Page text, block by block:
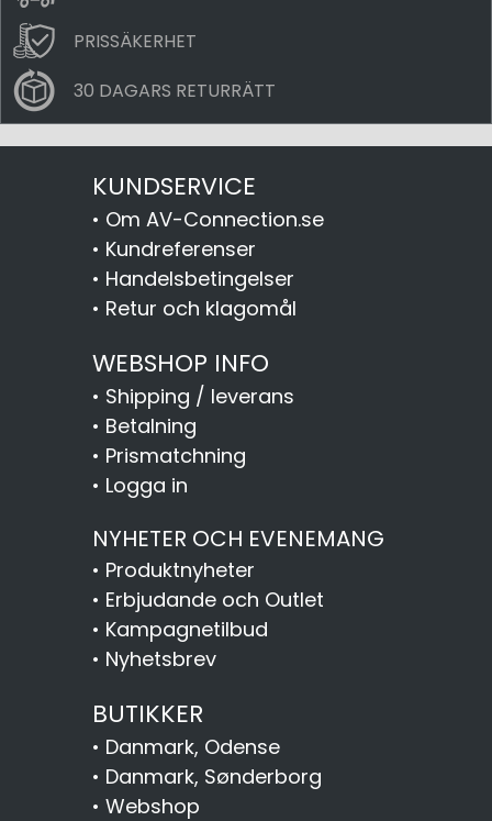
PRISSÄKERHET
30 DAGARS RETURRÄTT
KUNDSERVICE
• Om AV-Connection.se
• Kundreferenser
• Handelsbetingelser
• Retur och klagomål
WEBSHOP INFO
• Shipping / leverans
• Betalning
• Prismatchning
• Logga in
NYHETER OCH EVENEMANG
• Produktnyheter
• Erbjudande och Outlet
• Kampagnetilbud
• Nyhetsbrev
BUTIKKER
• Danmark, Odense
• Danmark, Sønderborg
• Webshop